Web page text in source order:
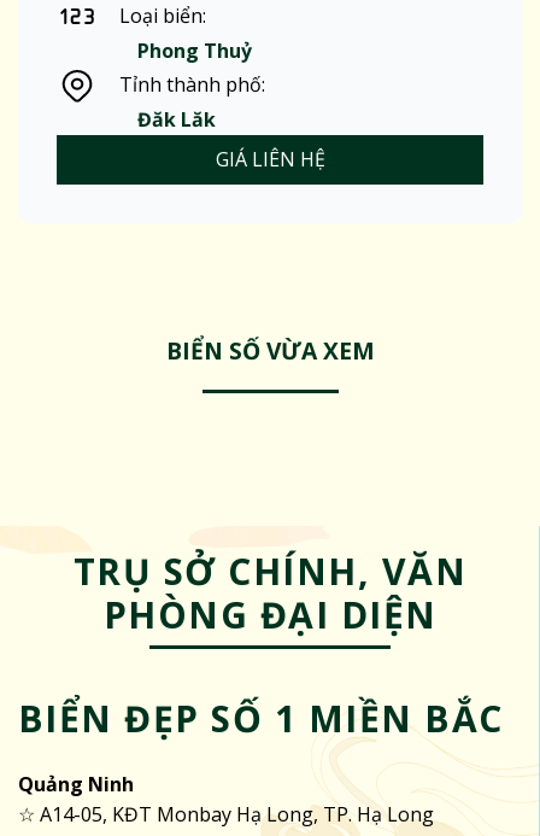
Loại biển:
Phong Thuỷ
Tỉnh thành phố:
Đăk Lăk
GIÁ LIÊN HỆ
BIỂN SỐ VỪA XEM
TRỤ SỞ CHÍNH, VĂN
PHÒNG ĐẠI DIỆN
BIỂN ĐẸP SỐ 1 MIỀN BẮC
Quảng Ninh
☆ A14-05, KĐT Monbay Hạ Long, TP. Hạ Long